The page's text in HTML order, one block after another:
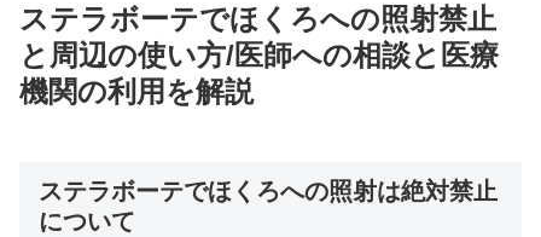
ステラボーテでほくろへの照射禁止
と周辺の使い方/医師への相談と医療
機関の利用を解説
ステラボーテでほくろへの照射は絶対禁止
について